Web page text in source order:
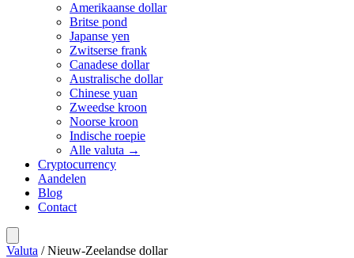
Amerikaanse dollar
Britse pond
Japanse yen
Zwitserse frank
Canadese dollar
Australische dollar
Chinese yuan
Zweedse kroon
Noorse kroon
Indische roepie
Alle valuta →
Cryptocurrency
Aandelen
Blog
Contact
Valuta / Nieuw-Zeelandse dollar